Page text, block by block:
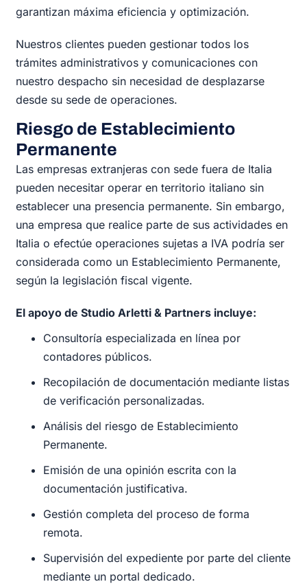
garantizan máxima eficiencia y optimización.
Nuestros clientes pueden gestionar todos los
trámites administrativos y comunicaciones con
nuestro despacho sin necesidad de desplazarse
desde su sede de operaciones.
Riesgo de Establecimiento
Permanente
Las empresas extranjeras con sede fuera de Italia
pueden necesitar operar en territorio italiano sin
establecer una presencia permanente. Sin embargo,
una empresa que realice parte de sus actividades en
Italia o efectúe operaciones sujetas a IVA podría ser
considerada como un Establecimiento Permanente,
según la legislación fiscal vigente.
El apoyo de Studio Arletti & Partners incluye:
Consultoría especializada en línea por
contadores públicos.
Recopilación de documentación mediante listas
de verificación personalizadas.
Análisis del riesgo de Establecimiento
Permanente.
Emisión de una opinión escrita con la
documentación justificativa.
Gestión completa del proceso de forma
remota.
Supervisión del expediente por parte del cliente
mediante un portal dedicado.